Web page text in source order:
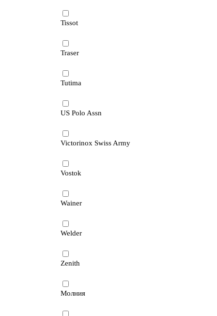
Tissot
Traser
Tutima
US Polo Assn
Victorinox Swiss Army
Vostok
Wainer
Welder
Zenith
Молния